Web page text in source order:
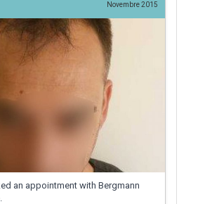
Novembre 2015
an appointment with Bergmann